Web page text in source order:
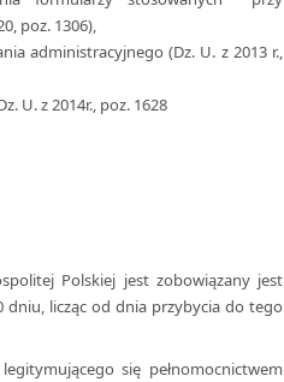
poz. 1306),
administracyjnego (Dz. U. z 2013 r.,
U. z 2014r., poz. 1628
Polskiej jest zobowiązany jest
dniu, licząc od dnia przybycia do tego
się pełnomocnictwem